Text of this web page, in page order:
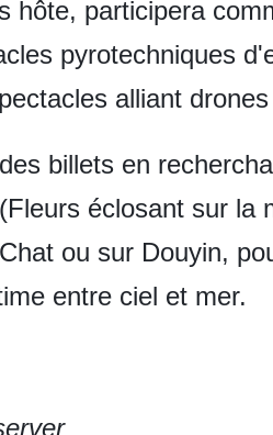
hôte, participera
pyrotechniques
alliant
billets en
éclosant sur la
ou sur Douyin,
entre ciel et mer.